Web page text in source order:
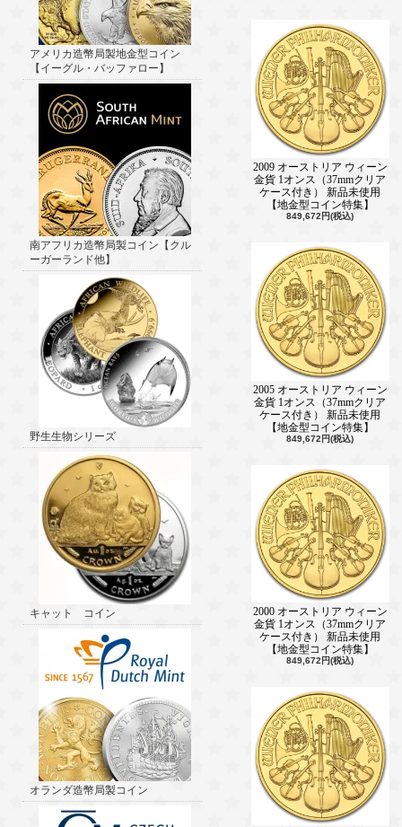
アメリカ造幣局製地金型コイン
【イーグル・バッファロー】
南アフリカ造幣局製コイン【クル
ーガーランド他】
野生生物シリーズ
キャット コイン
オランダ造幣局製コイン
2009 オーストリア ウィーン
金貨 1オンス（37mmクリア
ケース付き） 新品未使用
【地金型コイン特集】
849,672円(税込)
2005 オーストリア ウィーン
金貨 1オンス（37mmクリア
ケース付き） 新品未使用
【地金型コイン特集】
849,672円(税込)
2000 オーストリア ウィーン
金貨 1オンス（37mmクリア
ケース付き） 新品未使用
【地金型コイン特集】
849,672円(税込)